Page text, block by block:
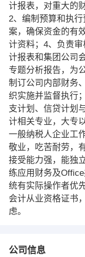
计报表，对重大的
2、编制预算和执
案，确保资金的有
计资料；4、负责
计报表和集团公司
专题分析报告，为
制订公司内部财务
织实施并监督执行
支计划、信贷计划
计相关专业，大专
一般纳税人企业工
敬业，吃苦耐劳，
接受能力强，能独
练应用财务及
统有实际操作者优
会计从业资格证书
虑。
公司信息